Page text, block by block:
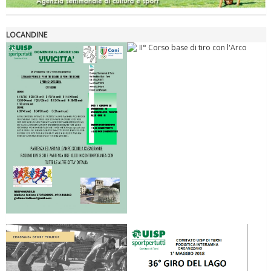
Luglio 2026: "Pensando con i piedi, si possono fare le
rivoluzioni"
Tiziano Pesce a Radio InBlu2000 traccia il bilancio della stagione
LOCANDINE